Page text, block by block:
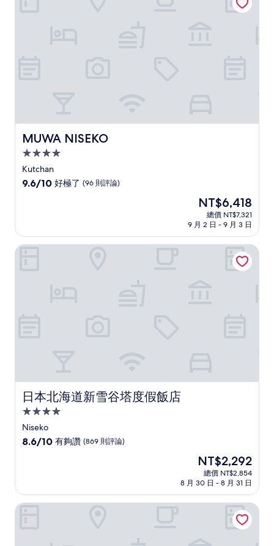
MUWA NISEKO
MUWA NISEKO
4.0
星
級
Kutchan
9.6
分，
好
9.6/10 好極了 (96 則評論)
現
價
為
NT$6,418
NT$6,418
總價 NT$7,321
9 月 2 日 - 9 月 3 日
日本北海道新雪谷塔度假飯店
日本北海道新雪谷塔度假飯店
4.0
星
級
Niseko
8.6
分，
有
8.6/10 有夠讚 (869 則評論)
現
在
價
為
NT$2,292
NT$2,292
總價 NT$2,854
8 月 30 日 - 8 月 31 日
日本北海道新雪谷塔度假飯店
查特里姆二世古